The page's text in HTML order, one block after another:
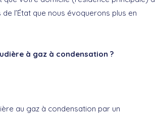
l’État que nous évoquerons plus en
à gaz à condensation ?
au gaz à condensation par un